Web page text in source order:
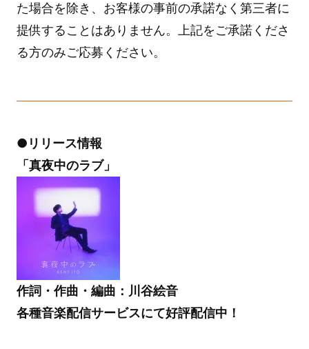
た場合を除き、お客様の事前の承諾なく第三者に
提供することはありません。上記をご承諾くださ
る方のみご応募ください。
●リリース情報
「真夜中のラブ」
作詞・作曲・編曲：川谷絵音
各種音楽配信サービスにて好評配信中！